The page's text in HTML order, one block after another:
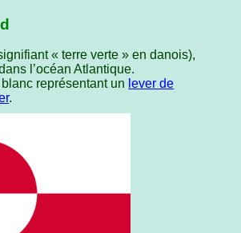
« terre verte » en danois),
l’océan Atlantique.
représentant un lever de
.